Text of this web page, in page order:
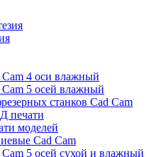
4 оси влажный
5 осей влажный
станков Cad Cam
печати
моделей
Cad Cam
5 осей сухой и влажный